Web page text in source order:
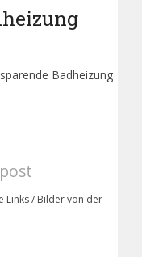
Badheizung
Links / Bilder von der